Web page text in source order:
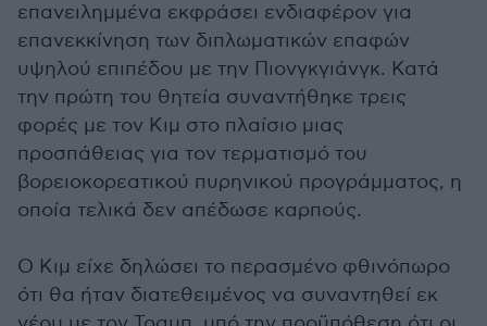
επανειλημμένα εκφράσει ενδιαφέρον για
επανεκκίνηση των διπλωματικών επαφών
υψηλού επιπέδου με την Πιονγκγιάνγκ. Κατά
την πρώτη του θητεία συναντήθηκε τρεις
φορές με τον Κιμ στο πλαίσιο μιας
προσπάθειας για τον τερματισμό του
βορειοκορεατικού πυρηνικού προγράμματος, η
οποία τελικά δεν απέδωσε καρπούς.
Ο Κιμ είχε δηλώσει το περασμένο φθινόπωρο
ότι θα ήταν διατεθειμένος να συναντηθεί εκ